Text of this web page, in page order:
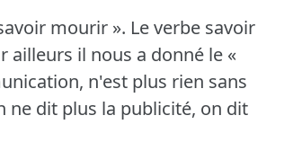
mourir ». Le verbe savoir
il nous a donné le «
n'est plus rien sans
ne dit plus la publicité, on dit